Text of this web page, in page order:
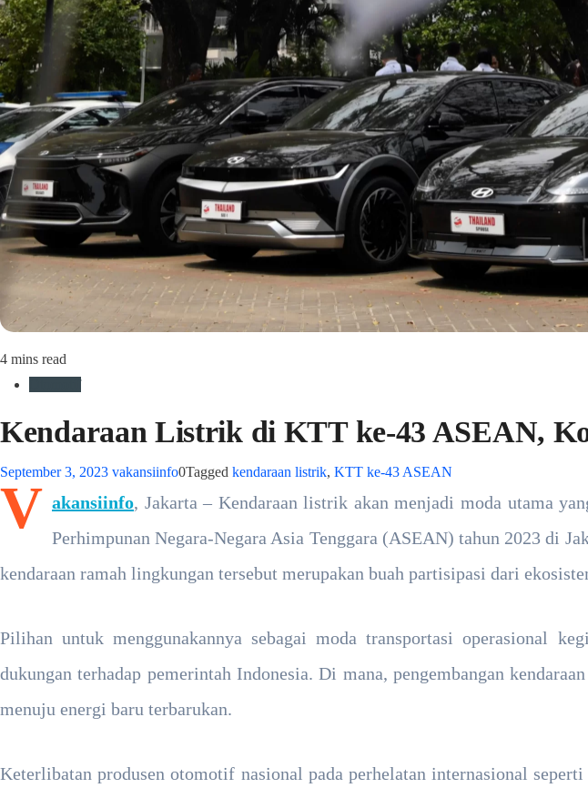
4 mins read
Kendaraan Listrik di KTT ke-43 ASEAN,
September 3, 2023 vakansiinfo0Tagged kendaraan listrik, KTT ke-43 ASEAN
V akansiinfo, Jakarta – Kendaraan listrik akan menjadi moda utama
Perhimpunan Negara-Negara Asia Tenggara (ASEAN) tahun 2023 di
kendaraan ramah lingkungan tersebut merupakan buah partisipasi dari
Pilihan untuk menggunakannya sebagai moda transportasi operasional
dukungan terhadap pemerintah Indonesia. Di mana, pengembangan
menuju energi baru terbarukan.
Keterlibatan produsen otomotif nasional pada perhelatan internasional